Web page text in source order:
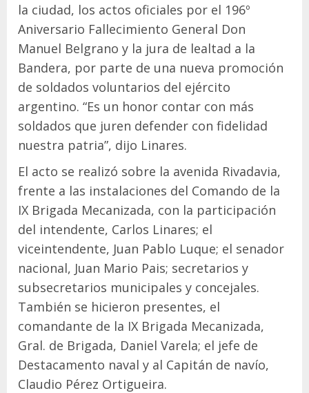
la ciudad, los actos oficiales por el 196º
Aniversario Fallecimiento General Don
Manuel Belgrano y la jura de lealtad a la
Bandera, por parte de una nueva promoción
de soldados voluntarios del ejército
argentino. “Es un honor contar con más
soldados que juren defender con fidelidad
nuestra patria”, dijo Linares.
El acto se realizó sobre la avenida Rivadavia,
frente a las instalaciones del Comando de la
IX Brigada Mecanizada, con la participación
del intendente, Carlos Linares; el
viceintendente, Juan Pablo Luque; el senador
nacional, Juan Mario Pais; secretarios y
subsecretarios municipales y concejales.
También se hicieron presentes, el
comandante de la IX Brigada Mecanizada,
Gral. de Brigada, Daniel Varela; el jefe de
Destacamento naval y al Capitán de navío,
Claudio Pérez Ortigueira.